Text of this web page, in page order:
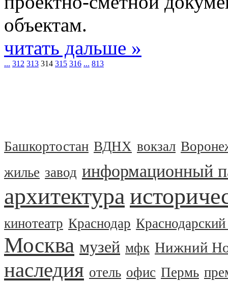
объектам.
читать дальше »
... 312 313 314 315 316 ... 813
Башкортостан ВДНХ вокзал
жилье завод информационный
архитектура
кинотеатр Краснодар
Москва музей мфк Нижний
наследия отель офис Пермь